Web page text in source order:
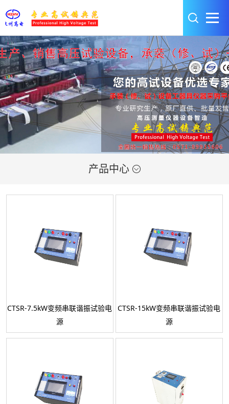
产品中心 
CTSR-7.5kW变频串联谐振试验电
源
CTSR-15kW变频串联谐振试验电
源